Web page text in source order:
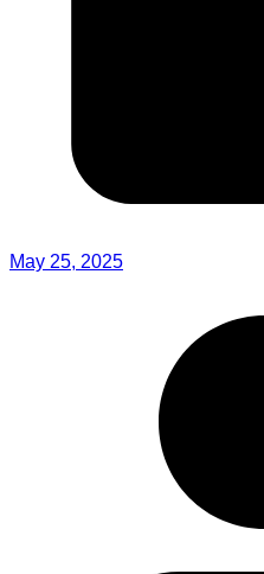
May 25, 2025